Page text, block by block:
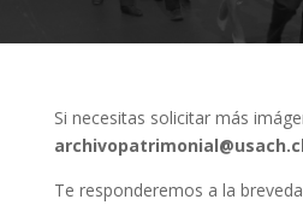
Si necesitas solicitar más
archivopatrimonial@usach.cl
Te responderemos a la